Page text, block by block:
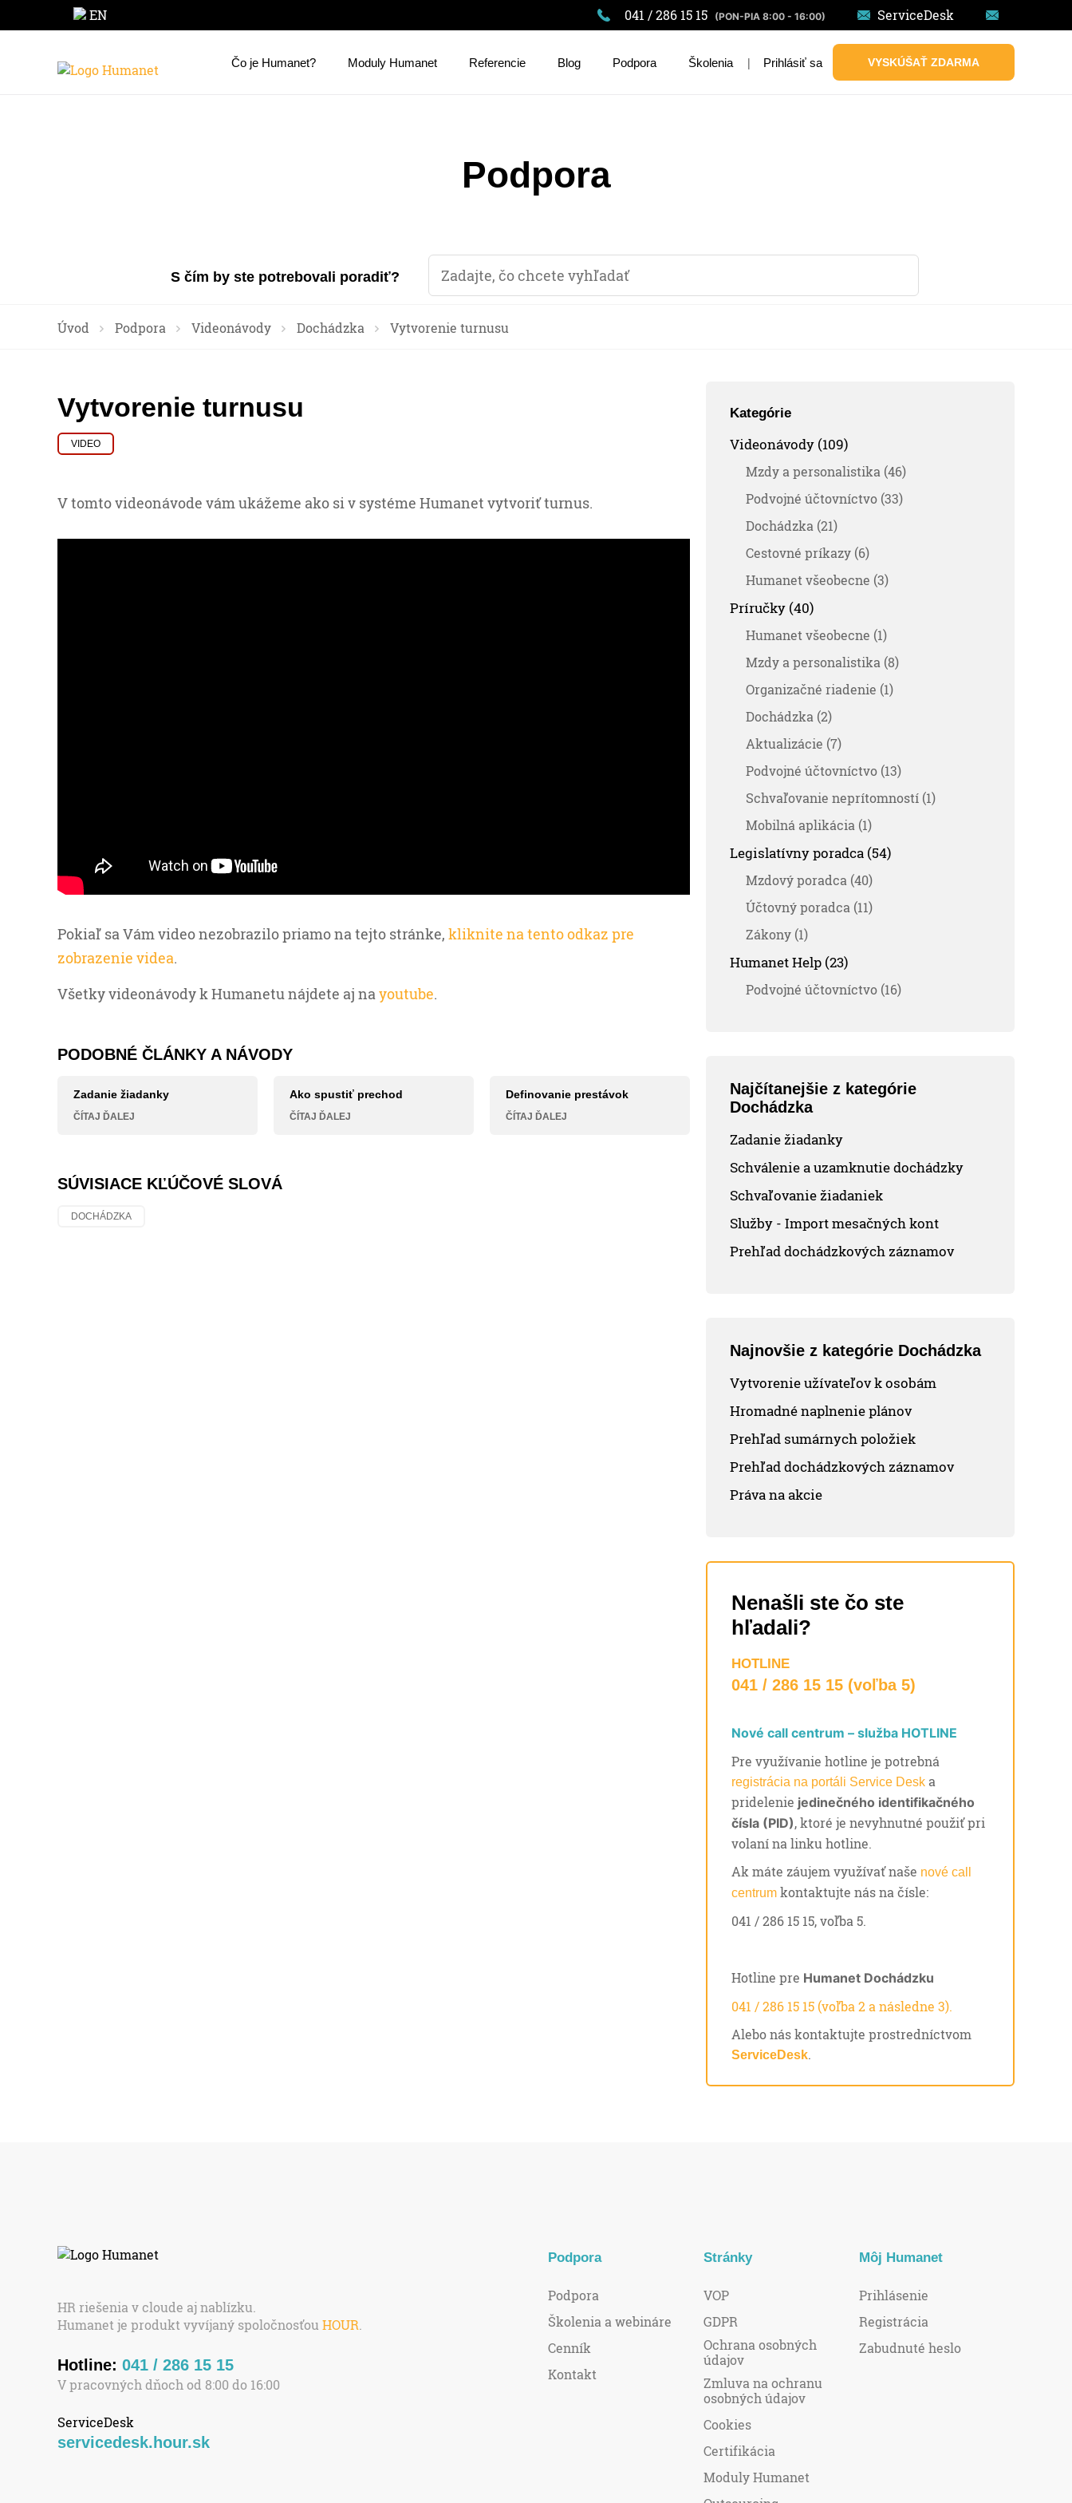
EN 041 / 286 15 15 (PON-PIA 8:00 - 16:00) ServiceDesk
Čo je Humanet? Moduly Humanet Referencie Blog Podpora Školenia | Prihlásiť sa VYSKÚŠAŤ ZDARMA
Podpora
S čím by ste potrebovali poradiť?
Úvod Podpora Videonávody Dochádzka Vytvorenie turnusu
Vytvorenie turnusu
VIDEO
V tomto videonávode vám ukážeme ako si v systéme Humanet vytvoriť turnus.
Pokiaľ sa Vám video nezobrazilo priamo na tejto stránke, kliknite na tento odkaz pre
zobrazenie videa.
Všetky videonávody k Humanetu nájdete aj nayoutube.
PODOBNÉ ČLÁNKY A NÁVODY
Zadanie žiadanky
ČÍTAJ ĎALEJ
Ako spustiť prechod
ČÍTAJ ĎALEJ
Definovanie prestávok
ČÍTAJ ĎALEJ
SÚVISIACE KĽÚČOVÉ SLOVÁ
DOCHÁDZKA
Kategórie
Videonávody (109)
Mzdy a personalistika (46)
Podvojné účtovníctvo (33)
Dochádzka (21)
Cestovné príkazy (6)
Humanet všeobecne (3)
Príručky (40)
Humanet všeobecne (1)
Mzdy a personalistika (8)
Organizačné riadenie (1)
Dochádzka (2)
Aktualizácie (7)
Podvojné účtovníctvo (13)
Schvaľovanie neprítomností (1)
Mobilná aplikácia (1)
Legislatívny poradca (54)
Mzdový poradca (40)
Účtovný poradca (11)
Zákony (1)
Humanet Help (23)
Podvojné účtovníctvo (16)
Najčítanejšie z kategórie
Dochádzka
Zadanie žiadanky
Schválenie a uzamknutie dochádzky
Schvaľovanie žiadaniek
Služby - Import mesačných kont
Prehľad dochádzkových záznamov
Najnovšie z kategórie Dochádzka
Vytvorenie užívateľov k osobám
Hromadné naplnenie plánov
Prehľad sumárnych položiek
Prehľad dochádzkových záznamov
Práva na akcie
Nenašli ste čo ste
hľadali?
HOTLINE
041 / 286 15 15 (voľba 5)
Nové call centrum – služba HOTLINE
Pre využívanie hotline je potrebná
registrácia na portáli Service Desk a
pridelenie jedinečného identifikačného
čísla (PID), ktoré je nevyhnutné použiť pri
volaní na linku hotline.
Ak máte záujem využívať naše nové call
centrum kontaktujte nás na čísle:
041 / 286 15 15, voľba 5.
Hotline pre Humanet Dochádzku
041 / 286 15 15 (voľba 2 a následne 3).
Alebo nás kontaktujte prostredníctvom
ServiceDesk.
HR riešenia v cloude aj nablízku.
Humanet je produkt vyvíjaný spoločnosťou HOUR
Hotline: 041 / 286 15 15
V pracovných dňoch od 8:00 do 16:00
ServiceDesk
servicedesk.hour.sk
Podpora
Podpora
Školenia a webináre
Cenník
Kontakt
Stránky
VOP
GDPR
Ochrana osobných
údajov
Zmluva na ochranu
osobných údajov
Cookies
Certifikácia
Moduly Humanet
Môj Humanet
Prihlásenie
Registrácia
Zabudnuté heslo